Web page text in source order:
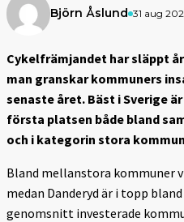
Björn Åslund 31 aug
Cykelfrämjandet har släppt
man granskar kommuners
senaste året. Bäst i Sverige
första platsen både bland
och i kategorin stora
Bland mellanstora kommuner
medan Danderyd är i topp
genomsnitt investerade